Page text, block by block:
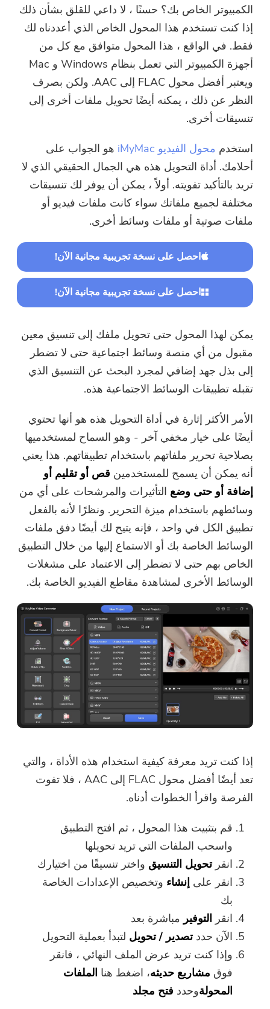
الكمبيوتر الخاص بك؟ حسنًا ، لا داعي للقلق بشأن ذلك
إذا كنت تستخدم هذا المحول الخاص الذي أعددناه لك
فقط. في الواقع ، هذا المحول متوافق مع كل من
أجهزة الكمبيوتر التي تعمل بنظام Windows و Mac
ويعتبر أفضل محول FLAC إلى AAC. ولكن بصرف
النظر عن ذلك ، يمكنه أيضًا تحويل ملفات أخرى إلى
تنسيقات أخرى.
استخدم محول الفيديو iMyMac
هو الجواب على
أحلامك. أداة التحويل هذه هي الجمال الحقيقي الذي لا
تريد بالتأكيد تفويته. أولاً ، يمكن أن يوفر لك تنسيقات
مختلفة لجميع ملفاتك سواء كانت ملفات فيديو أو
ملفات صوتية أو ملفات وسائط أخرى.
احصل على نسخة تجريبية مجانية الآن!
احصل على نسخة تجريبية مجانية الآن!
يمكن لهذا المحول حتى تحويل ملفك إلى تنسيق معين
مقبول من أي منصة وسائط اجتماعية حتى لا تضطر
إلى بذل جهد إضافي لمجرد البحث عن التنسيق الذي
تقبله تطبيقات الوسائط الاجتماعية هذه.
الأمر الأكثر إثارة في أداة التحويل هذه هو أنها تحتوي
أيضًا على خيار مخفي آخر - وهو السماح لمستخدميها
بصلاحية تحرير ملفاتهم باستخدام تطبيقاتهم. هذا يعني
أنه يمكن أن يسمح للمستخدمين قص أو تقليم أو
إضافة أو حتى وضع التأثيرات والمرشحات على أي من
وسائطهم باستخدام ميزة التحرير. ونظرًا لأنه بالفعل
تطبيق الكل في واحد ، فإنه يتيح لك أيضًا دفق ملفات
الوسائط الخاصة بك أو الاستماع إليها من خلال التطبيق
الخاص بهم حتى لا تضطر إلى الاعتماد على مشغلات
الوسائط الأخرى لمشاهدة مقاطع الفيديو الخاصة بك.
إذا كنت تريد معرفة كيفية استخدام هذه الأداة ، والتي
تعد أيضًا أفضل محول FLAC إلى AAC ، فلا تفوت
الفرصة واقرأ الخطوات أدناه.
قم بتثبيت هذا المحول ، ثم افتح التطبيق
واسحب الملفات التي تريد تحويلها
انقرتحويل التنسيق واختر تنسيقًا من اختيارك
انقر علىإنشاء وتخصيص الإعدادات الخاصة
بك
انقر التوفير مباشرة بعد
الآن حددتصدير / تحويل لتبدأ بعملية التحويل
وإذا كنت تريد عرض الملف النهائي ، فانقر
فوق مشاريع حديثه، اضغط هنا الملفات
المحولةوحدد فتح مجلد